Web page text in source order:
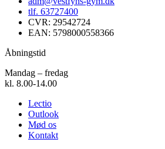
tlf. 63727400
CVR: 29542724
EAN: 5798000558366
Åbningstid
Mandag – fredag
kl. 8.00-14.00
Lectio
Outlook
Mød os
Kontakt